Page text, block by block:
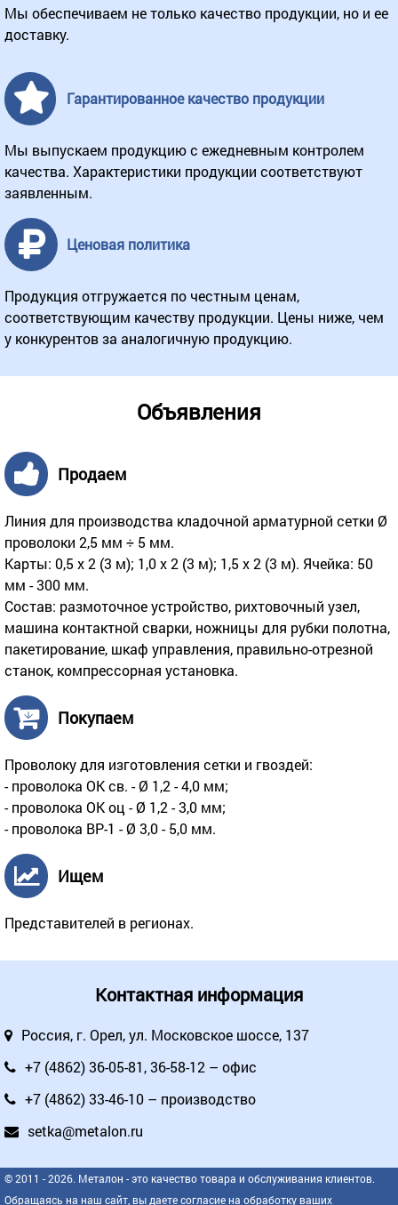
Мы обеспечиваем не только качество продукции, но и ее
доставку.
Гарантированное качество продукции
Мы выпускаем продукцию с ежедневным контролем
качества. Характеристики продукции соответствуют
заявленным.
Ценовая политика
Продукция отгружается по честным ценам,
соответствующим качеству продукции. Цены ниже, чем
у конкурентов за аналогичную продукцию.
Объявления
Продаем
Линия для производства кладочной арматурной сетки Ø
проволоки 2,5 мм ÷ 5 мм.
Карты: 0,5 х 2 (3 м); 1,0 х 2 (3 м); 1,5 х 2 (3 м). Ячейка: 50
мм - 300 мм.
Состав: размоточное устройство, рихтовочный узел,
машина контактной сварки, ножницы для рубки полотна,
пакетирование, шкаф управления, правильно-отрезной
станок, компрессорная установка.
Покупаем
Проволоку для изготовления сетки и гвоздей:
- проволока ОК св. - Ø 1,2 - 4,0 мм;
- проволока ОК оц - Ø 1,2 - 3,0 мм;
- проволока ВР-1 - Ø 3,0 - 5,0 мм.
Ищем
Представителей в регионах.
Контактная информация
Россия, г. Орел, ул. Московское шоссе, 137
+7 (4862) 36-05-81,36-58-12 – офис
+7 (4862) 33-46-10 – производство
setka@metalon.ru
© 2011 - 2026. Металон - это качество товара и обслуживания клиентов.
Обращаясь на наш сайт, вы даетесогласие на обработкуваших